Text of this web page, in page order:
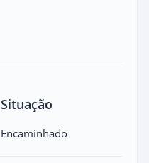
Situação
Encaminhado